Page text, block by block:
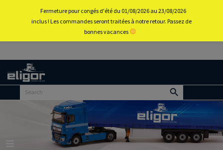
Retour
portail
Fermeture pour congés d'été du 01/08/2026 au 23/08/2026
inclus ! Les commandes seront traitées à notre retour. Passez de
bonnes vacances